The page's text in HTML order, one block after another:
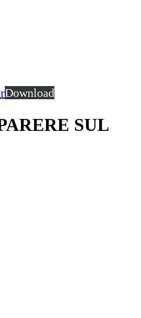
Download
SUL